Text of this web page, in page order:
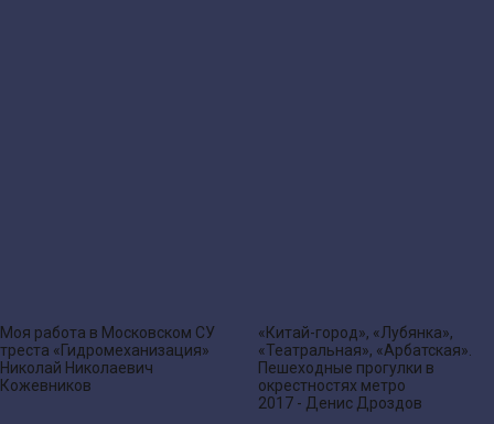
Моя работа в Московском СУ
треста «Гидромеханизация»
Николай Николаевич
Кожевников
«Китай-город», «Лубянка»,
«Театральная», «Арбатская».
Пешеходные прогулки в
окрестностях метро
2017 - Денис Дроздов